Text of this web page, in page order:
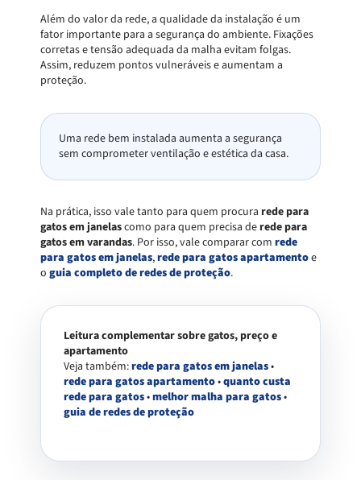
Além do valor da rede, a qualidade da instalação é um
fator importante para a segurança do ambiente. Fixações
corretas e tensão adequada da malha evitam folgas.
Assim, reduzem pontos vulneráveis e aumentam a
proteção.
Uma rede bem instalada aumenta a segurança
sem comprometer ventilação e estética da casa.
Na prática, isso vale tanto para quem procura rede para
gatos em janelascomo para quem precisa de rede para
gatos em varandas. Por isso, vale comparar com rede
para gatos em janelas,rede para gatos apartamentoe
o guia completo de redes de proteção.
Leitura complementar sobre gatos, preço e
apartamento
Veja também:rede para gatos em janelas•
rede para gatos apartamento•quanto custa
rede para gatos•melhor malha para gatos•
guia de redes de proteção